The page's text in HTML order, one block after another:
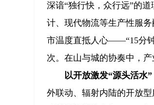
深谙“独行快，众行远”的
计、现代物流等生产性服
市温度直抵人心——“15分钟
次。在山与城的协奏中，
以开放激发“源头活水”
外联动、辐射内陆的开放